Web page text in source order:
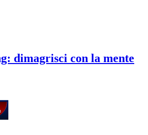
dimagrisci con la mente